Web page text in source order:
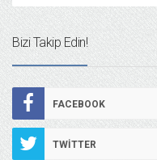
Bizi Takip Edin!
FACEBOOK
TWITTER